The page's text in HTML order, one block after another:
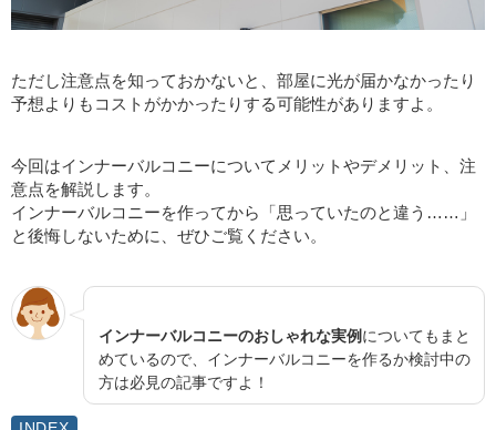
ただし注意点を知っておかないと、部屋に光が届かなかったり
予想よりもコストがかかったりする可能性がありますよ。
今回はインナーバルコニーについてメリットやデメリット、注
意点を解説します。
インナーバルコニーを作ってから「思っていたのと違う……」
と後悔しないために、ぜひご覧ください。
インナーバルコニーのおしゃれな実例についてもまと
めているので、インナーバルコニーを作るか検討中の
方は必見の記事ですよ！